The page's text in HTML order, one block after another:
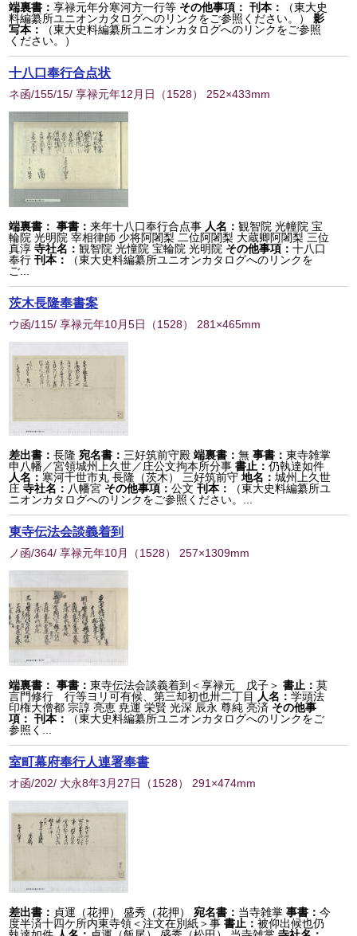
端裏書：享禄元年分寒河方一行等 その他事項： 刊本：
（東大史
料編纂所ユニオンカタログへのリンクをご参照ください。）
影
写本：
（東大史料編纂所ユニオンカタログへのリンクをご参照
ください。）
十八口奉行合点状
ネ函/155/15/ 享禄元年12月日 （1528） 252×433mm
端裏書： 事書：来年十八口奉行合点事 人名：観智院 光幢院 宝
輪院 光明院 宰相律師 少将阿闍梨 二位阿闍梨 大蔵卿阿闍梨 三位
真淳 寺社名：観智院 光憧院 宝輪院 光明院 その他事項：十八口
奉行刊本：
（東大史料編纂所ユニオンカタログへのリンクを
ご...
茨木長隆奉書案
ウ函/115/ 享禄元年10月5日 （1528） 281×465mm
差出書：長隆 宛名書： 三好筑前守殿 端裏書：無事書：東寺雑掌
申八幡／宮領城州上久世／庄公文拘本所分事 書止：仍執達如件
人名： 寒河千世市丸 長隆（茨木） 三好筑前守 地名：城州上久世
庄 寺社名： 八幡宮 その他事項：公文刊本：
（東大史料編纂所ユ
ニオンカタログへのリンクをご参照ください。...
東寺伝法会談義着到
ノ函/364/ 享禄元年10月 （1528） 257×1309mm
端裏書： 事書：東寺伝法会談義着到＜享禄元 戊子＞ 書止：莫
言門修行 行等ヨリ可有候、第三却初也卅二丁目
人名：学頭法
印権大僧都 宗諄 亮恵 尭運 栄賢 光深 辰永 尊純 亮済 その他事
項： 刊本：
（東大史料編纂所ユニオンカタログへのリンクをご
参照く...
室町幕府奉行人連署奉書
オ函/202/ 大永8年3月27日 （1528） 291×474mm
差出書： 貞運（花押） 盛秀（花押） 宛名書： 当寺雑掌 事書：今
度半済十四ケ所内東寺領＜注文在別紙＞事書止：被仰出候也仍